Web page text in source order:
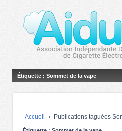
Étiquette : Sommet de la vape
Accueil › Publications taguées